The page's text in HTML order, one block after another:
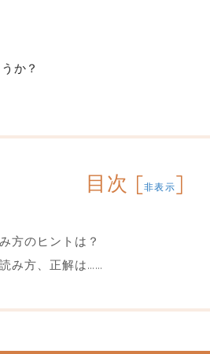
か？
目次 [非表示]
方のヒントは？
み方、正解は……